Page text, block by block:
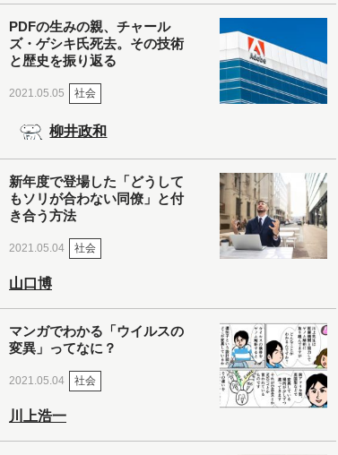
PDFの生みの親、チャール
ズ・ゲシキ氏死去。その技術
と歴史を振り返る
2021.05.05 社会
柳井政和
新年度で登場した「どうして
もソリが合わない同僚」と付
き合う方法
2021.05.04 社会
山口博
マンガでわかる「ウイルスの
変異」ってなに？
2021.05.04 社会
川上浩一